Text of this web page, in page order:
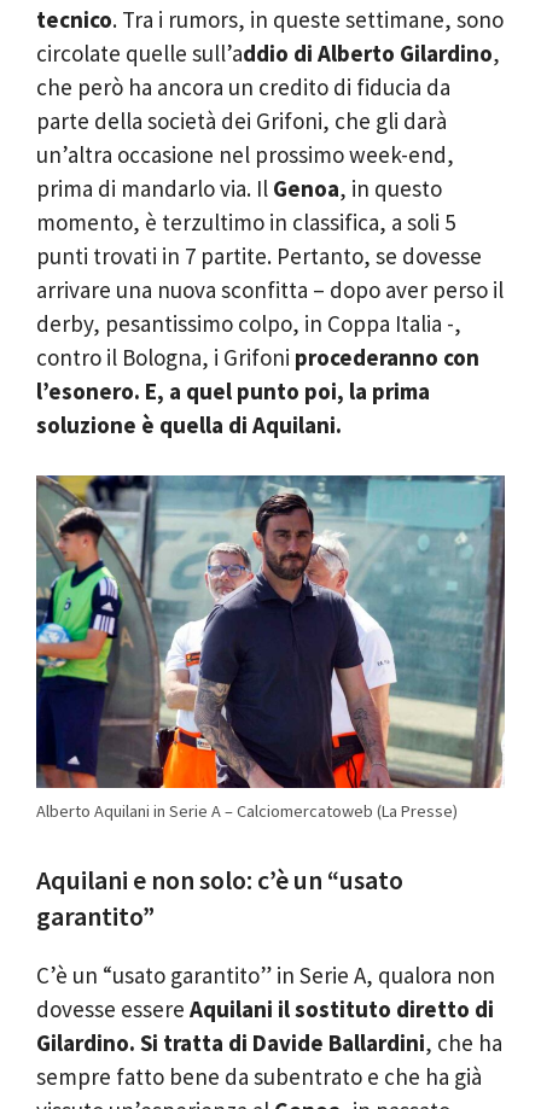
tecnico. Tra i rumors, in queste settimane, sono
circolate quelle sull’addio di Alberto Gilardino,
che però ha ancora un credito di fiducia da
parte della società dei Grifoni, che gli darà
un’altra occasione nel prossimo week-end,
prima di mandarlo via. Il Genoa, in questo
momento, è terzultimo in classifica, a soli 5
punti trovati in 7 partite. Pertanto, se dovesse
arrivare una nuova sconfitta – dopo aver perso il
derby, pesantissimo colpo, in Coppa Italia -,
contro il Bologna, i Grifoni procederanno con
l’esonero. E, a quel punto poi, la prima
soluzione è quella di Aquilani.
Alberto Aquilani in Serie A – Calciomercatoweb (La Presse)
Aquilani e non solo: c’è un “usato
garantito”
C’è un “usato garantito” in Serie A, qualora non
dovesse essere Aquilani il sostituto diretto di
Gilardino. Si tratta di Davide Ballardini, che ha
sempre fatto bene da subentrato e che ha già